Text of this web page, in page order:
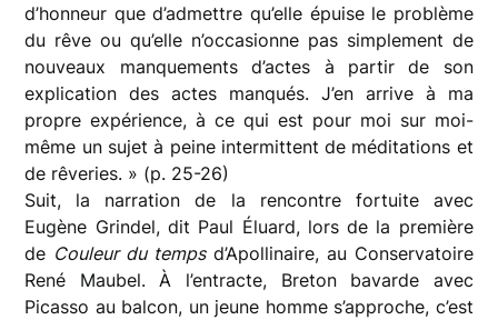
d’honneur que d’admettre qu’elle épuise le problème
du rêve ou qu’elle n’occasionne pas simplement de
nouveaux manquements d’actes à partir de son
explication des actes manqués. J’en arrive à ma
propre expérience, à ce qui est pour moi sur moi-
même un sujet à peine intermittent de méditations et
de rêveries. » (p. 25-26)
Suit, la narration de la rencontre fortuite avec
Eugène Grindel, dit Paul Éluard, lors de la première
de Couleur du tempsd’Apollinaire, au Conservatoire
René Maubel. À l’entracte, Breton bavarde avec
Picasso au balcon, un jeune homme s’approche, c’est